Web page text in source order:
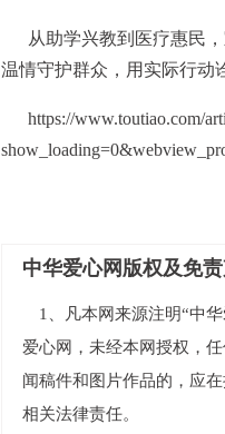
从助学兴教到医疗惠民
温情守护群众，用实际行动
https://www.toutiao.com/
中华爱心网版权及免
1、凡本网来源注明“中
爱心网，未经本网授权，
闻稿件和图片作品的，应
相关法律责任。